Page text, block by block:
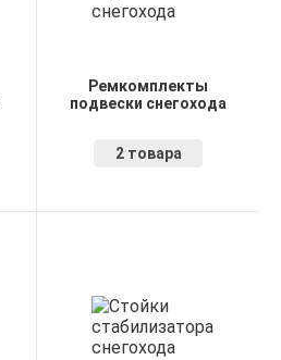
Ремкомплекты
подвески снегохода
2 товара